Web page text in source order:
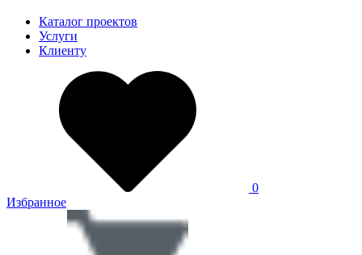
Каталог проектов
Услуги
Клиенту
0
Избранное